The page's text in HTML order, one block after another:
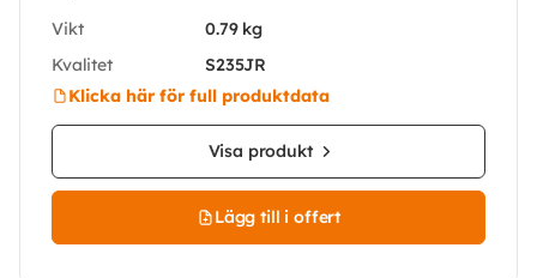
Vikt
0.79 kg
Kvalitet
S235JR
Klicka här för full produktdata
Visa produkt
Lägg till i offert